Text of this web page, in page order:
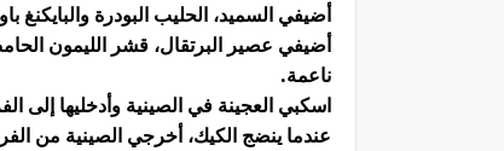
أضيفي السميد، الحليب البودرة والبايكنغ
أضيفي عصير البرتقال، قشر الليمون
ناعمة.
اسكبي العجينة في الصينية وأدخليها إلى الفرن لـ25 دقيقة حتى
عندما ينضج الكيك، أخرجي الصينية من